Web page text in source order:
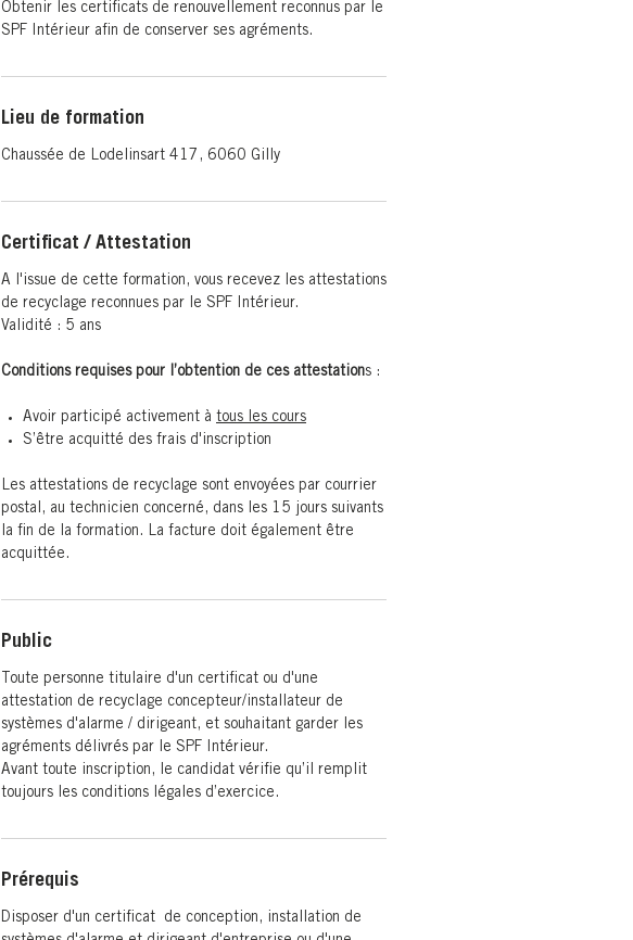
Obtenir les certificats de renouvellement reconnus par le
SPF Intérieur afin de conserver ses agréments.
Lieu de formation
Chaussée de Lodelinsart 417, 6060 Gilly
Certificat / Attestation
A l'issue de cette formation, vous recevez les attestations
de recyclage reconnues par le SPF Intérieur.
Validité : 5 ans
Conditions requises pour l’obtention de ces attestations :
Avoir participé activement à tous les cours
S’être acquitté des frais d'inscription
Les attestations de recyclage sont envoyées par courrier
postal, au technicien concerné, dans les 15 jours suivants
la fin de la formation. La facture doit également être
acquittée.
Public
Toute personne titulaire d'un certificat ou d'une
attestation de recyclage concepteur/installateur de
systèmes d'alarme / dirigeant, et souhaitant garder les
agréments délivrés par le SPF Intérieur.
Avant toute inscription, le candidat vérifie qu’il remplit
toujours les conditions légales d’exercice.
Prérequis
Disposer d'un certificat de conception, installation de